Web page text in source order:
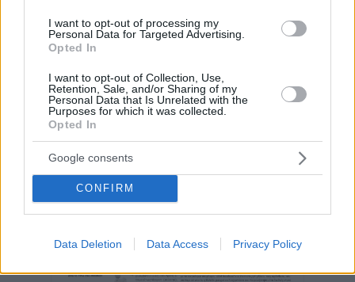
I want to opt-out of processing my
Personal Data for Targeted Advertising.
Opted In
I want to opt-out of Collection, Use,
Retention, Sale, and/or Sharing of my
Personal Data that Is Unrelated with the
Purposes for which it was collected.
Opted In
Google consents
CONFIRM
Data Deletion Data Access Privacy Policy